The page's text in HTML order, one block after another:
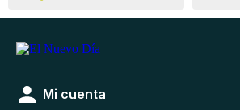
Mi cuenta